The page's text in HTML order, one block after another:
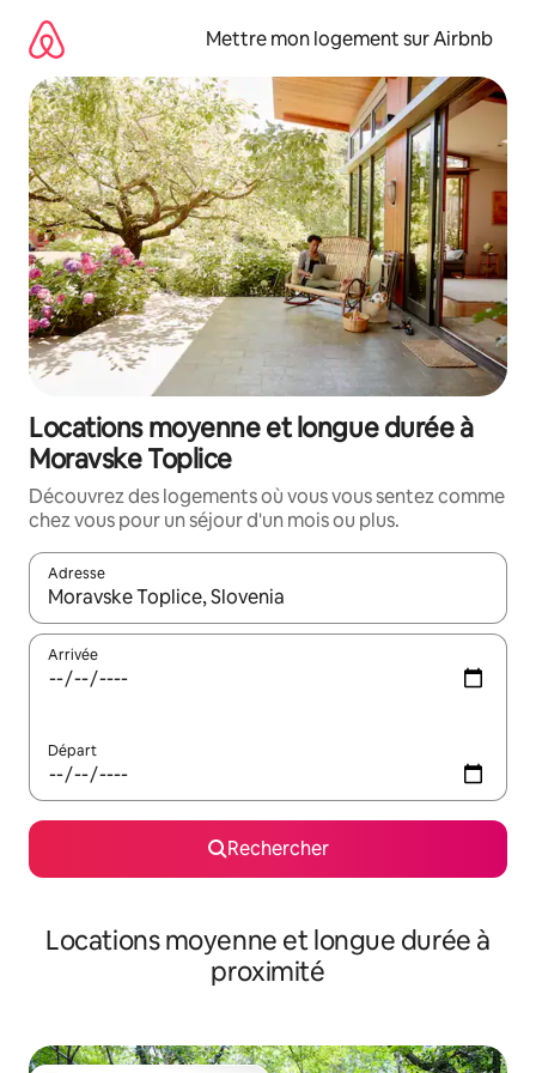
directement
contenu
Mettre mon logement sur Airbnb
Locations moyenne et longue durée à
Moravske Toplice
Découvrez des logements où vous vous sentez comme
chez vous pour un séjour d'un mois ou plus.
Adresse
Lorsque les résultats s'affichent, utilisez les flèches vers le
Arrivée
Départ
Rechercher
Locations moyenne et longue durée à
proximité